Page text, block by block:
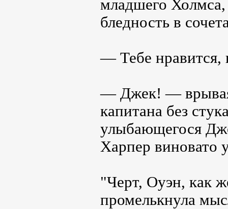
младшего
бледность в
— Тебе нравится,
— Джек! —
капитана без
улыбающегося
Харпер
"Черт, Оуэн, как
промелькнула